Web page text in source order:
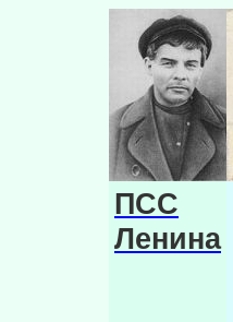
ПСС
Ленина